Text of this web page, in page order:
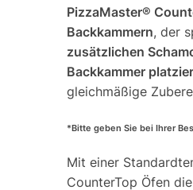
PizzaMaster®
Backkammern, der
zusätzlichen
Backkammer
gleichmäßige
*Bitte geben Sie bei Ihrer
Mit einer
CounterTop Öfen